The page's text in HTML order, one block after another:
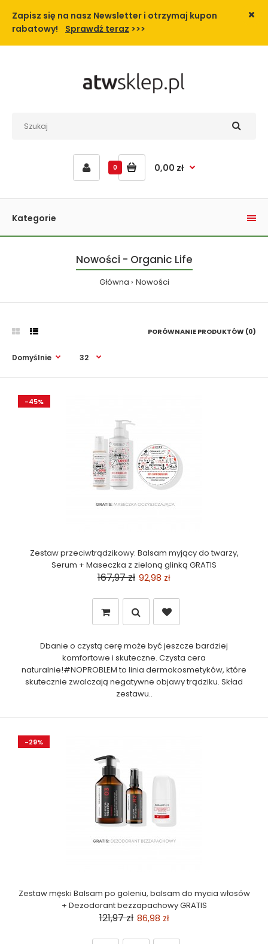
Zapisz się na nasz Newsletter i otrzymaj kupon
rabatowy! Sprawdź teraz >>>
0 0,00 zł
Kategorie
Nowości - Organic Life
Główna Nowości
PORÓWNANIE PRODUKTÓW (0)
-45%
Zestaw przeciwtrądzikowy: Balsam myjący do twarzy,
Serum + Maseczka z zieloną glinką GRATIS
167,97 zł 92,98 zł
Dbanie o czystą cerę może być jeszcze bardziej
komfortowe i skuteczne. Czysta cera
naturalnie!#NOPROBLEM to linia dermokosmetyków, które
skutecznie zwalczają negatywne objawy trądziku. Skład
zestawu..
-29%
Zestaw męski Balsam po goleniu, balsam do mycia włosów
+ Dezodorant bezzapachowy GRATIS
121,97 zł 86,98 zł